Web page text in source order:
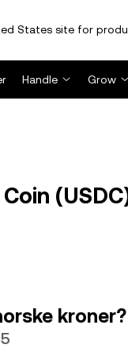
States site for
Handle Grow
kroner?